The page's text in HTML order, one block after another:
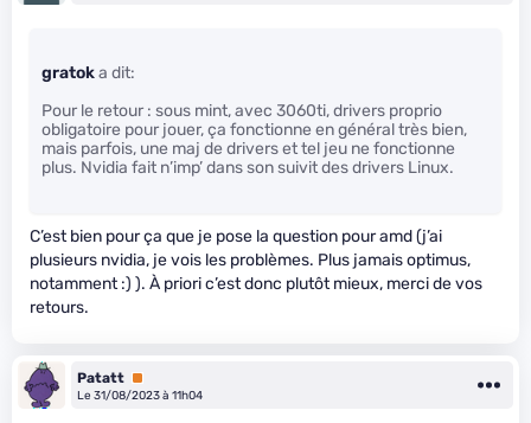
gratoka dit:
Pour le retour : sous mint, avec 3060ti, drivers proprio
obligatoire pour jouer, ça fonctionne en général très bien,
mais parfois, une maj de drivers et tel jeu ne fonctionne
plus. Nvidia fait n’imp’ dans son suivit des drivers Linux.
C’est bien pour ça que je pose la question pour amd (j’ai
plusieurs nvidia, je vois les problèmes. Plus jamais optimus,
notamment :) ). À priori c’est donc plutôt mieux, merci de vos
retours.
Patatt Premium
Le 31/08/2023 à 11h04